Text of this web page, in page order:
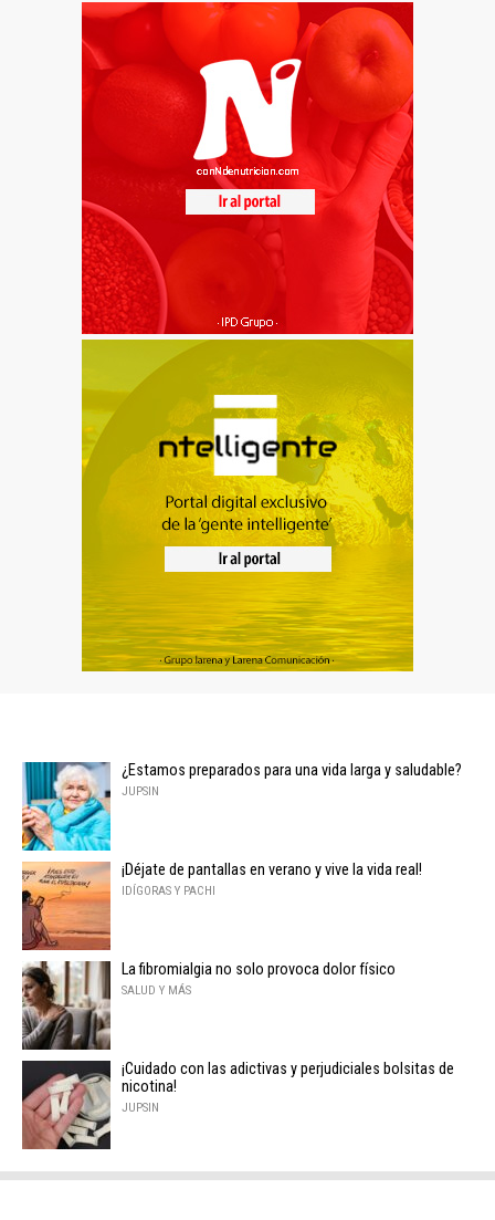
¿Estamos preparados para una vida larga y saludable?
JUPSIN
¡Déjate de pantallas en verano y vive la vida real!
IDÍGORAS Y PACHI
La fibromialgia no solo provoca dolor físico
SALUD Y MÁS
¡Cuidado con las adictivas y perjudiciales bolsitas de
nicotina!
JUPSIN